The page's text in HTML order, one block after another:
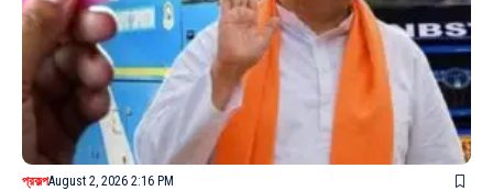
প্রকল্পAugust 2, 2026 2:16 PM